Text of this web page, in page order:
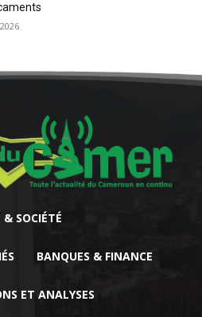
SOCIÉTÉ
BANQUES & FINANCE
ET ANALYSES